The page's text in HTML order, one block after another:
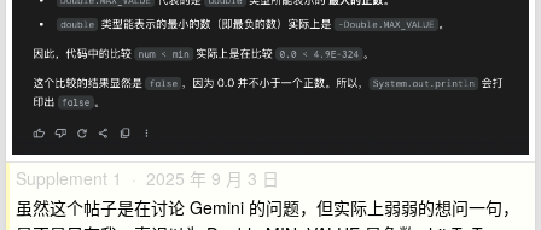
Supplement 1 · 2025 年 9 月 3 日
虽然这个帖子是在讨论 Gemini 的问题，但实际上弱弱的想问一句，